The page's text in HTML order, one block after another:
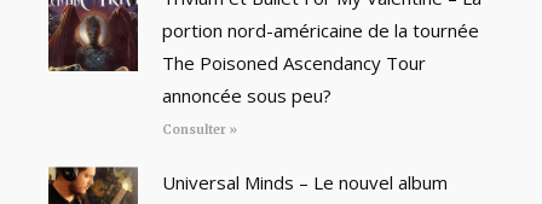
portion nord-américaine de la tournée
The Poisoned Ascendancy Tour
annoncée sous peu?
Consulter »
Universal Minds – Le nouvel album